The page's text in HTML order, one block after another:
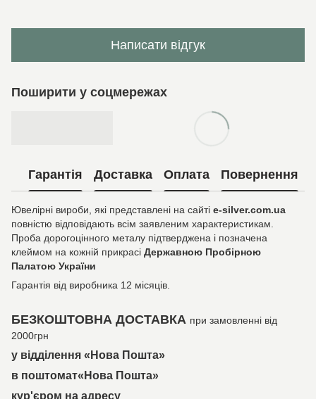
Написати відгук
Поширити у соцмережах
Гарантія Доставка Оплата Повернення
Ювелірні вироби, які представлені на сайті e-silver.com.ua
повністю відповідають всім заявленим характеристикам.
Проба дорогоцінного металу підтверджена і позначена
клеймом на кожній прикрасі Державною Пробірною
Палатою України
Гарантія від виробника 12 місяців.
БЕЗКОШТОВНА ДОСТАВКА при замовленні від
2000грн
у відділення «Нова Пошта»
в поштомат«Нова Пошта»
кур'єром на адресу